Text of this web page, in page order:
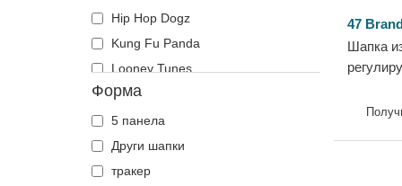
Пегас
Пеперуда
Пиленце
Питбул
Пчела
Рак
Ротвайлер
Runner
The 90s
The Ball
The Retro
The Snap
The Trucker
Hip Hop Dogz
Kung Fu Panda
Looney Tunes
Lucky Luke
My Hero Academia
Naruto
NASA
Форма
5 панела
Други шапки
тракер
47
Шапка
на San
47 Brand